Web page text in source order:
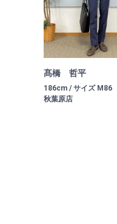
髙橋 哲平
186cm / サイズ M86
秋葉原店